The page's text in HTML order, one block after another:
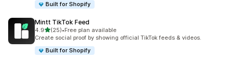
Built for Shopify
Mintt TikTok Feed
4.9เต็ม 5 ดาว
(25)
ทั้งหมด 25 รีวิว
•Free plan available
Create social proof by showing official TikTok feeds & videos.
Built for Shopify